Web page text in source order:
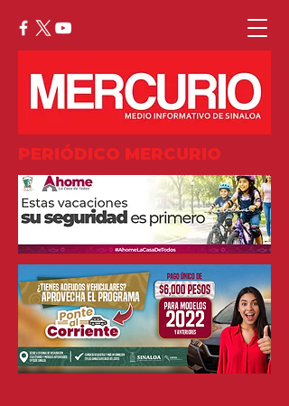
PERIÓDICO MERCURIO